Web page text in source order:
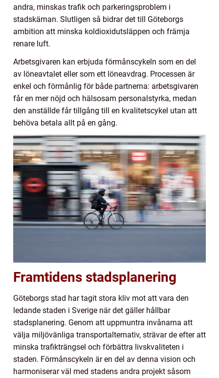
andra, minskas trafik och parkeringsproblem i
stadskärnan. Slutligen så bidrar det till Göteborgs
ambition att minska koldioxidutsläppen och främja
renare luft.
Arbetsgivaren kan erbjuda förmånscykeln som en del
av löneavtalet eller som ett löneavdrag. Processen är
enkel och förmånlig för både partnerna: arbetsgivaren
får en mer nöjd och hälsosam personalstyrka, medan
den anställde får tillgång till en kvalitetscykel utan att
behöva betala allt på en gång.
Framtidens stadsplanering
Göteborgs stad har tagit stora kliv mot att vara den
ledande staden i Sverige när det gäller hållbar
stadsplanering. Genom att uppmuntra invånarna att
välja miljövänliga transportalternativ, strävar de efter att
minska trafikträngsel och förbättra livskvaliteten i
staden. Förmånscykeln är en del av denna vision och
harmoniserar väl med stadens andra projekt såsom